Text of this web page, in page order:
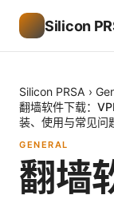
Silicon
Silicon PRSA ›
翻墙软件下载：
装、使用与常见问
GENERAL
翻墙